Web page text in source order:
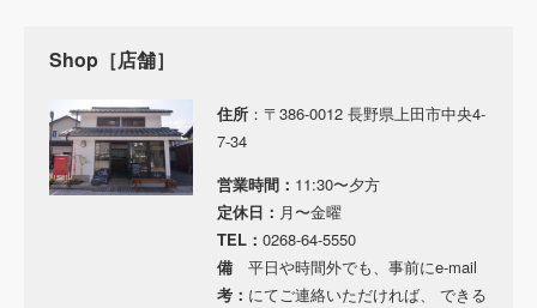
Shop［店舗］
住所 ：〒386-0012 長野県上田市中央4-
7-34
営業時間： 11:30〜夕方
定休日： 月〜金曜
TEL： 0268-64-5550
備
考：
平日や時間外でも、事前にe-mail
にてご連絡いただければ、 できる